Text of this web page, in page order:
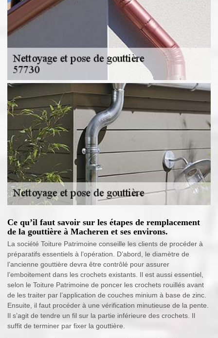
Ce qu’il faut savoir sur les étapes de remplacement
de la gouttière à Macheren et ses environs.
La société Toiture Patrimoine conseille les clients de procéder à
préparatifs essentiels à l’opération. D’abord, le diamètre de
l’ancienne gouttière devra être contrôlé pour assurer
l’emboitement dans les crochets existants. Il est aussi essentiel,
selon le Toiture Patrimoine de poncer les crochets rouillés avant
de les traiter par l’application de couches minium à base de zinc.
Ensuite, il faut procéder à une vérification minutieuse de la pente.
Il s’agit de tendre un fil sur la partie inférieure des crochets. Il
suffit de terminer par fixer la gouttière.